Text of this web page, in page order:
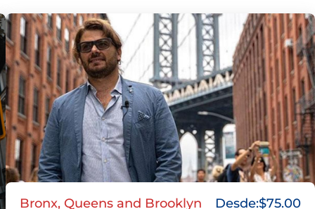
Bronx, Queens and Brooklyn Desde:$75.00